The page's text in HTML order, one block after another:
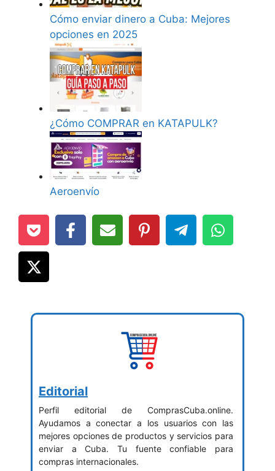
Cómo enviar dinero a Cuba: Mejores
opciones en 2025
¿Cómo COMPRAR en KATAPULK?
Aeroenvío
Editorial
Perfil editorial de ComprasCuba.online.
Ayudamos a conectar a los usuarios con las
mejores opciones de productos y servicios para
enviar a Cuba. Tu fuente confiable para
compras internacionales.